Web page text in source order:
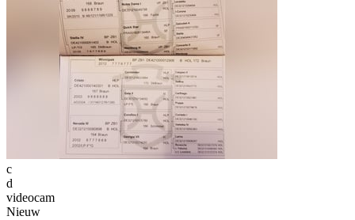
c
d
videocam
Nieuw